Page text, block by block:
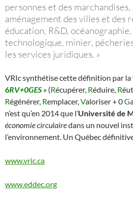
personnes et des marchandises,
aménagement des villes et des
éducation, R&D,
technologique, minier,
les services juridiques. »
VRIc synthétise cette définition par la
6RV+0GES » (Récupérer, Réduire, R
Régénérer, Remplacer,Valoriser + 0G
n’est qu’en 2014 que l’Université de
économie circulairedans un nouvel
l’environnement. Un Québec
www.vric.ca
www.eddec.org